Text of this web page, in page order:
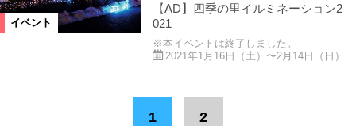
イベント
【AD】四季の里イルミネーション2
021
※本イベントは終了しました。
2021年1月16日（土）〜2月14日（日）
1 2